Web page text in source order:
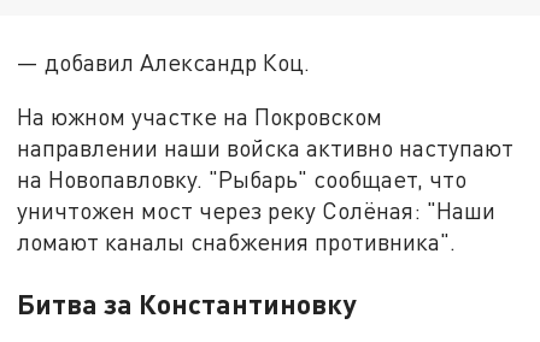
— добавил Александр Коц.
На южном участке на Покровском
направлении наши войска активно наступают
на Новопавловку. "Рыбарь" сообщает, что
уничтожен мост через реку Солёная: "Наши
ломают каналы снабжения противника".
Битва за Константиновку